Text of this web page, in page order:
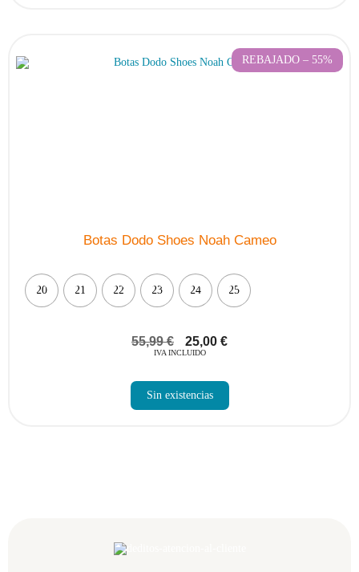
REBAJADO – 55%
Botas Dodo Shoes Noah Cameo
20 21 22 23 24 25
55,99€ 25,00 €
IVA INCLUIDO
Sin existencias